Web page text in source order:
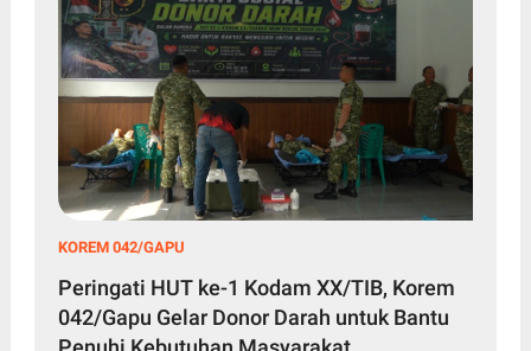
KOREM 042/GAPU
Peringati HUT ke-1 Kodam XX/TIB, Korem
042/Gapu Gelar Donor Darah untuk Bantu